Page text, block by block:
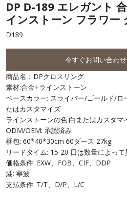
DP D-189 エレガント
インストーン フラワー
D189
今すぐお問い合わ
商品名：DPクロスリング
素材:合金+ラインストーン
ベースカラー: スライバー/ゴールド/ロ
たはカスタマイズ
ラインストーンの色:白またはカスタマ
ODM/OEM: 承認済み
梱包: 60*40*30cm 60ダース 27kg
リードタイム: 15-20 日は数量によっ
価格条件: EXW、FOB、CIF、DDP
港: 寧波
支払条件: T/T、D/P、L/C